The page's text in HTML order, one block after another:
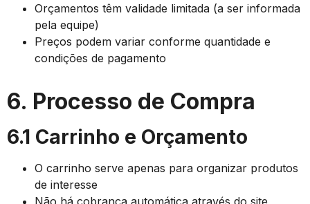
Orçamentos têm validade limitada (a ser informada
pela equipe)
Preços podem variar conforme quantidade e
condições de pagamento
6. Processo de Compra
6.1 Carrinho e Orçamento
O carrinho serve apenas para organizar produtos
de interesse
Não há cobrança automática através do site